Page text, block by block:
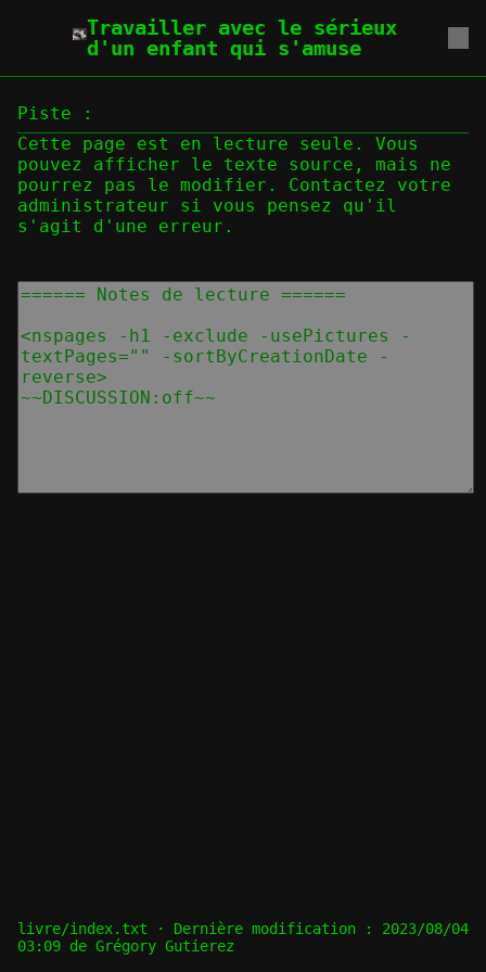
Travailler avec le sérieux
d'un enfant qui s'amuse
Piste :
Cette page est en lecture seule. Vous
pouvez afficher le texte source, mais ne
pourrez pas le modifier. Contactez votre
administrateur si vous pensez qu'il
s'agit d'une erreur.
livre/index.txt · Dernière modification : 2023/08/04
03:09 de Grégory Gutierez